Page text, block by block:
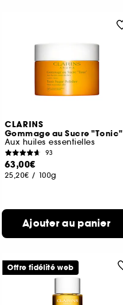
CLARINS
Gommage au Sucre "Tonic"
Aux huiles essentielles
93
63,00€
25,20€ / 100g
Ajouter au panier
Offre fidélité web